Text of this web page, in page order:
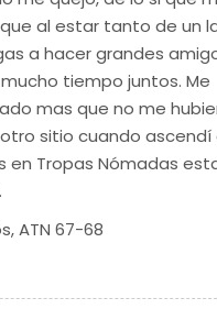
al estar tanto de un
a hacer grandes
tiempo juntos. Me
mas que no me
sitio cuando ascendí
en Tropas Nómadas
ATN 67-68